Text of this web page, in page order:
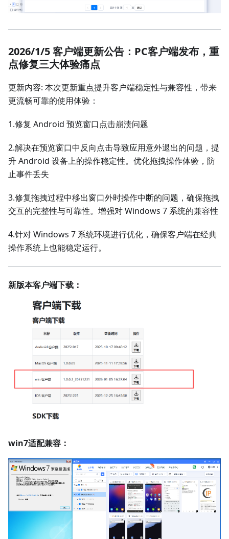
2026/1/5 客户端更新公告：PC客户端发布，重
点修复三大体验痛点
更新内容: 本次更新重点提升客户端稳定性与兼容性，带来
更流畅可靠的使用体验：
1.修复 Android 预览窗口点击崩溃问题
2.解决在预览窗口中反向点击导致应用意外退出的问题，提
升 Android 设备上的操作稳定性。优化拖拽操作体验，防
止事件丢失
3.修复拖拽过程中移出窗口外时操作中断的问题，确保拖拽
交互的完整性与可靠性。增强对 Windows 7 系统的兼容性
4.针对 Windows 7 系统环境进行优化，确保客户端在经典
操作系统上也能稳定运行。
新版本客户端下载：
win7适配兼容：